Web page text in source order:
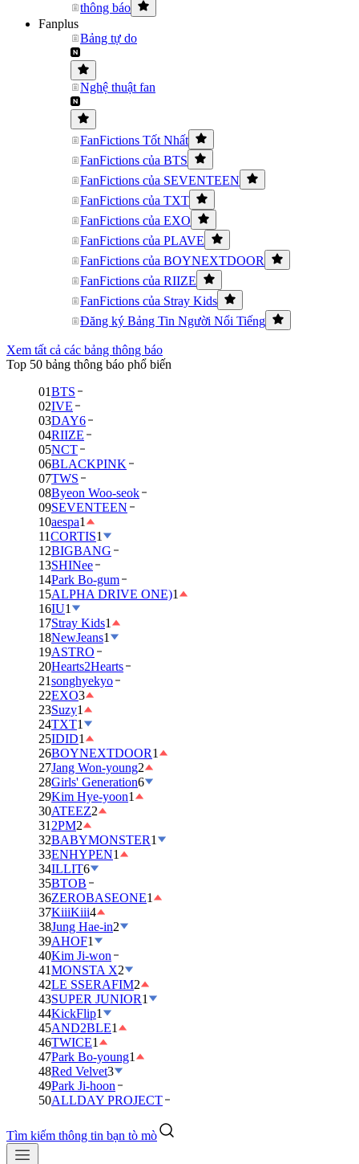
thông báo
Fanplus
Bảng tự do
Nghệ thuật fan
FanFictions Tốt Nhất
FanFictions của BTS
FanFictions của SEVENTEEN
FanFictions của TXT
FanFictions của EXO
FanFictions của PLAVE
FanFictions của BOYNEXTDOOR
FanFictions của RIIZE
FanFictions của Stray Kids
Đăng ký Bảng Tin Người Nổi Tiếng
Xem tất cả các bảng thông báo
Top 50 bảng thông báo phổ biến
01BTS
02IVE
03DAY6
04RIIZE
05NCT
06BLACKPINK
07TWS
08Byeon Woo-seok
09SEVENTEEN
10aespa1
11CORTIS1
12BIGBANG
13SHINee
14Park Bo-gum
15ALPHA DRIVE ONE)1
16IU1
17Stray Kids1
18NewJeans1
19ASTRO
20Hearts2Hearts
21songhyekyo
22EXO3
23Suzy1
24TXT1
25IDID1
26BOYNEXTDOOR1
27Jang Won-young2
28Girls' Generation6
29Kim Hye-yoon1
30ATEEZ2
31 2PM2
32BABYMONSTER1
33ENHYPEN1
34ILLIT6
35BTOB
36ZEROBASEONE1
37KiiiKiii4
38Jung Hae-in2
39AHOF1
40Kim Ji-won
41MONSTA X2
42LE SSERAFIM2
43SUPER JUNIOR1
44KickFlip1
45AND2BLE1
46TWICE1
47Park Bo-young1
48Red Velvet3
49Park Ji-hoon
50ALLDAY PROJECT
Tìm kiếm thông tin bạn tò mò